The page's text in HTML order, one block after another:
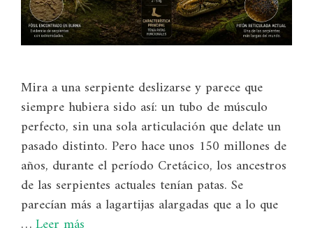
Mira a una serpiente deslizarse y parece que
siempre hubiera sido así: un tubo de músculo
perfecto, sin una sola articulación que delate un
pasado distinto. Pero hace unos 150 millones de
años, durante el período Cretácico, los ancestros
de las serpientes actuales tenían patas. Se
parecían más a lagartijas alargadas que a lo que